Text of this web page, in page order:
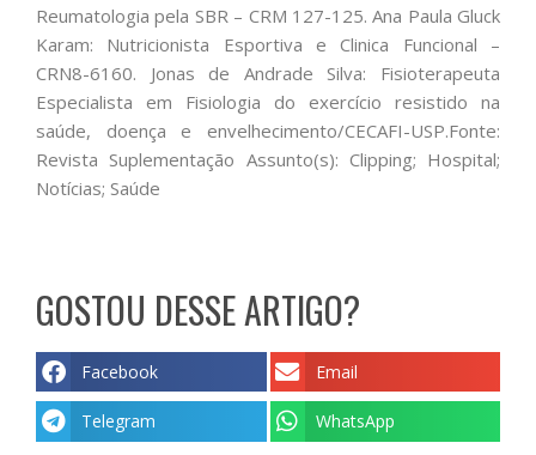
Reumatologia pela SBR – CRM 127-125. Ana Paula Gluck
Karam: Nutricionista Esportiva e Clinica Funcional –
CRN8-6160. Jonas de Andrade Silva: Fisioterapeuta
Especialista em Fisiologia do exercício resistido na
saúde, doença e envelhecimento/CECAFI-USP.Fonte:
Revista Suplementação Assunto(s): Clipping; Hospital;
Notícias; Saúde
GOSTOU DESSE ARTIGO?
Facebook Email
Telegram WhatsApp